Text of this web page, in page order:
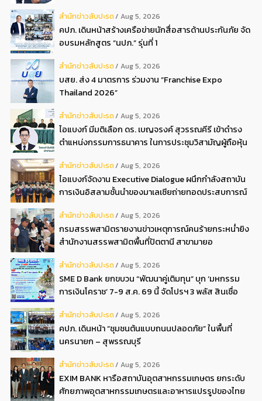
สํานักข่าวสับปะรด Aug 5, 2026
คปภ. เดินหน้าสร้างเครือข่ายนักสื่อสารด้านประกันภัย จัด
อบรมหลักสูตร “นปภ.” รุ่นที่ 1
สํานักข่าวสับปะรด Aug 5, 2026
บสย. ส่ง 4 มาตรการ ร่วมงาน “Franchise Expo
Thailand 2026”
สํานักข่าวสับปะรด Aug 5, 2026
ไอแบงก์ มีมติเลือก ดร. เบญจรงค์ สุวรรณคีรี เข้าดำรง
ตำแหน่งกรรมการธนาคาร ในการประชุมวิสามัญผู้ถือหุ้น
สํานักข่าวสับปะรด Aug 5, 2026
ไอแบงก์จัดงาน Executive Dialogue ผนึกกำลังสถาบัน
การเงินอิสลามชั้นนำของมาเลเซียถ่ายทอดประสบการณ์
อิสลามแห่งอนาคต
สํานักข่าวสับปะรด Aug 5, 2026
กรมสรรพสามิตรายงานข่าวเหตุการณ์คนร้ายกระหน่ำยิง
สำนักงานสรรพสามิตพื้นที่ปัตตานี สาขามายอ
สํานักข่าวสับปะรด Aug 5, 2026
SME D Bank ยกขบวน “พัฒนาคู่เติมทุน” บุก ‘มหกรรม
การเงินโคราช’ 7-9 ส.ค. 69 นี้ จัดโปรฯ 3 พลัส สินเชื่อ
สํานักข่าวสับปะรด Aug 5, 2026
คปภ. เดินหน้า “ชุมชนต้นแบบถนนปลอดภัย” ในพื้นที่
นครนายก – สุพรรณบุรี
สํานักข่าวสับปะรด Aug 5, 2026
EXIM BANK หารือสถาบันอุตสาหกรรมเกษตร ยกระดับ
ศักยภาพอุตสาหกรรมเกษตรและอาหารแปรรูปของไทย